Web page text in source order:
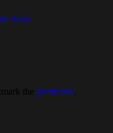
Beier
the permalink